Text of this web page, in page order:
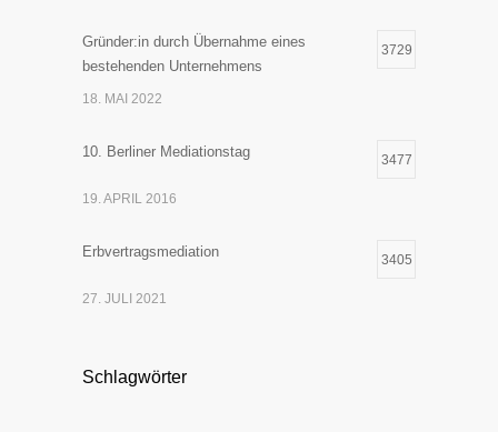
Gründer:in durch Übernahme eines
bestehenden Unternehmens
3729
18. MAI 2022
10. Berliner Mediationstag 3477
19. APRIL 2016
Erbvertragsmediation 3405
27. JULI 2021
Schlagwörter